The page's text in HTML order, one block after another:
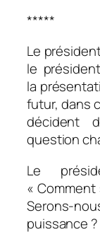
*****
Le
le
la
futur, dans
décident
question
Le
«
Serons-
puissance ?